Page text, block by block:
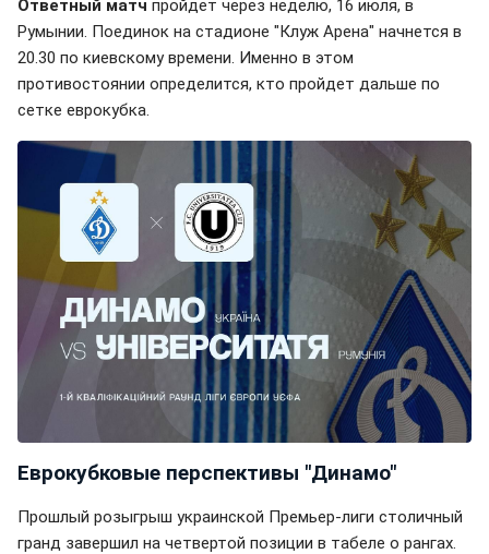
Ответный матч пройдет через неделю, 16 июля, в
Румынии. Поединок на стадионе "Клуж Арена" начнется в
20.30 по киевскому времени. Именно в этом
противостоянии определится, кто пройдет дальше по
сетке еврокубка.
Еврокубковые перспективы "Динамо"
Прошлый розыгрыш украинской Премьер-лиги столичный
гранд завершил на четвертой позиции в табеле о рангах.